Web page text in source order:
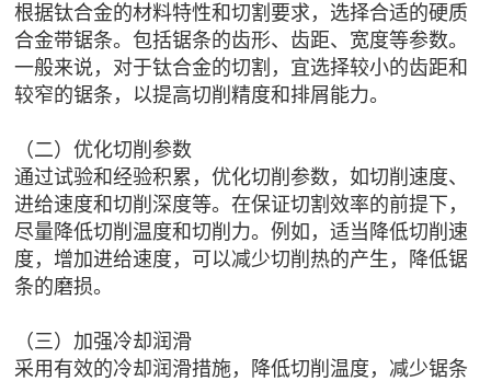
根据钛合金的材料特性和切割要求，选择合适的硬质
合金带锯条。包括锯条的齿形、齿距、宽度等参数。
一般来说，对于钛合金的切割，宜选择较小的齿距和
较窄的锯条，以提高切削精度和排屑能力。
（二）优化切削参数
通过试验和经验积累，优化切削参数，如切削速度、
进给速度和切削深度等。在保证切割效率的前提下，
尽量降低切削温度和切削力。例如，适当降低切削速
度，增加进给速度，可以减少切削热的产生，降低锯
条的磨损。
（三）加强冷却润滑
采用有效的冷却润滑措施，降低切削温度，减少锯条